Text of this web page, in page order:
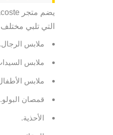
التي تلبي مختلف
ملابس الرجال.
ملابس
ملابس
قمصان البولو.
الأحذية.